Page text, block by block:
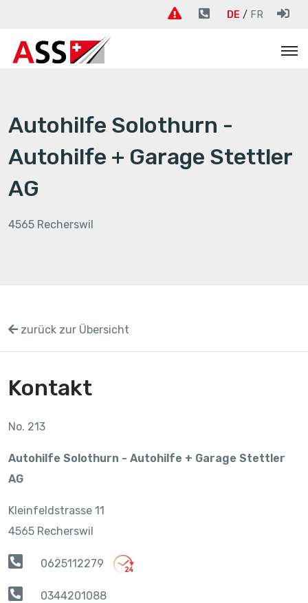
DE FR
Autohilfe Solothurn -
Autohilfe + Garage Stettler
AG
4565 Recherswil
zurück zur Übersicht
Kontakt
No. 213
Autohilfe Solothurn - Autohilfe + Garage Stettler
AG
Kleinfeldstrasse 11
4565 Recherswil
0625112279
0344201088